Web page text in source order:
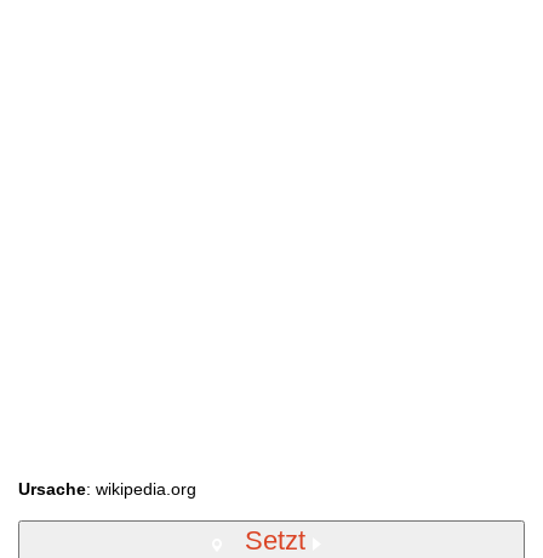
Ursache: wikipedia.org
Setzt